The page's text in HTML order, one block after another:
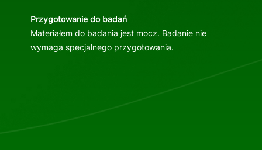
Przygotowanie do badań
Materiałem do badania jest mocz. Badanie nie
wymaga specjalnego przygotowania.